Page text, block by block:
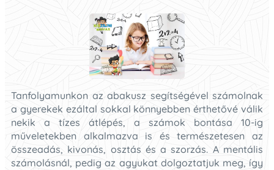
Tanfolyamunkon az abakusz segítségével számolnak
a gyerekek ezáltal sokkal könnyebben érthetővé válik
nekik a tízes átlépés, a számok bontása 10-ig
műveletekben alkalmazva is és természetesen az
összeadás, kivonás, osztás és a szorzás. A mentális
számolásnál, pedig az agyukat dolgoztatjuk meg, így